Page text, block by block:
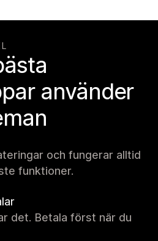
använder
och fungerar alltid
funktioner.
det. Betala först när du